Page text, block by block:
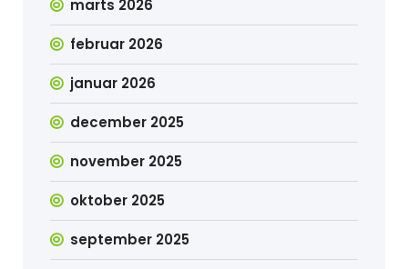
marts 2026
februar 2026
januar 2026
december 2025
november 2025
oktober 2025
september 2025